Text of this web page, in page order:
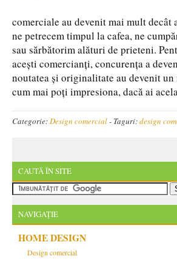
comerciale au devenit mai mult decât
ne petrecem timpul la cafea, ne
sau sărbătorim alături de prieteni.
acești comercianți, concurența a
noutatea și originalitate au devenit un
cum mai poți impresiona, dacă ai
Categorie:Design comercial- Taguri:design
CAUTĂ ÎN SITE
NAVIGAȚIE
HOME DESIGN
Design comercial